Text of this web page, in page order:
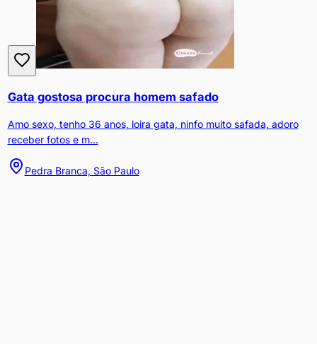
Gata gostosa procura homem safado
Amo sexo, tenho 36 anos, loira gata, ninfo muito safada, adoro
receber fotos e m...
Pedra Branca, São Paulo